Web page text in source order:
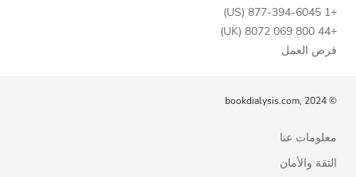
+1 877-394-6045 (US)
+44 800 069 8072 (UK)
فرص العمل
© bookdialysis.com, 2024
معلومات عنا
الثقة والأمان